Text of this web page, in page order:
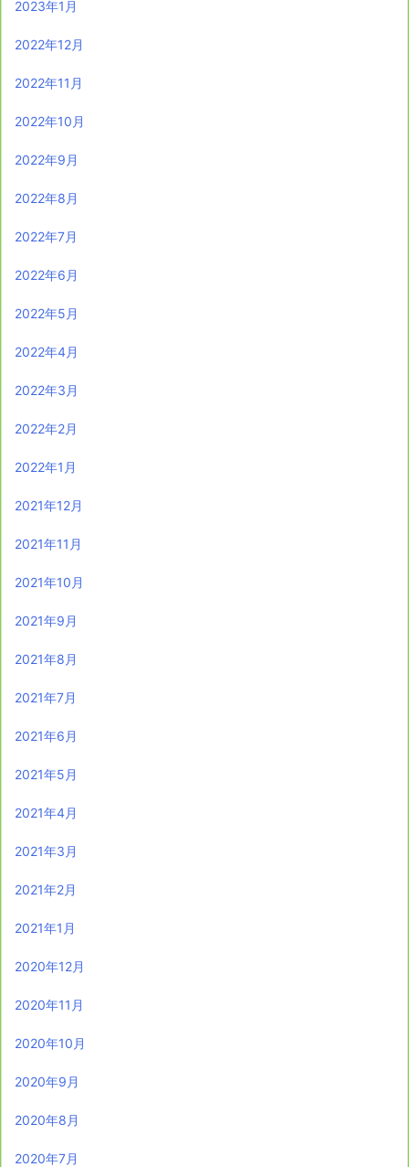
2023年1月
2022年12月
2022年11月
2022年10月
2022年9月
2022年8月
2022年7月
2022年6月
2022年5月
2022年4月
2022年3月
2022年2月
2022年1月
2021年12月
2021年11月
2021年10月
2021年9月
2021年8月
2021年7月
2021年6月
2021年5月
2021年4月
2021年3月
2021年2月
2021年1月
2020年12月
2020年11月
2020年10月
2020年9月
2020年8月
2020年7月